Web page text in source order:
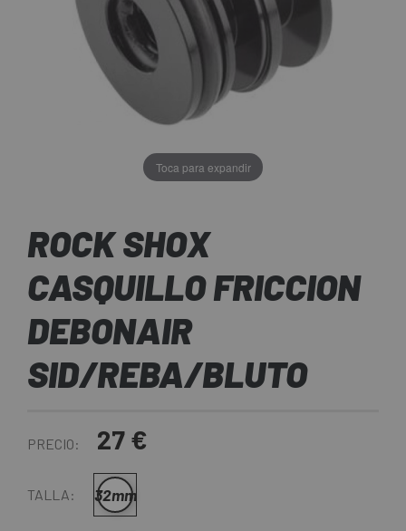
Toca para expandir
ROCK SHOX
CASQUILLO FRICCION
DEBONAIR
SID/REBA/BLUTO
PRECIO: 27 €
TALLA: 32mm